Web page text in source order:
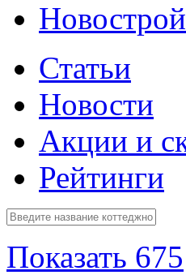
Статьи
Новости
Акции и
Рейтинги
Показать 675